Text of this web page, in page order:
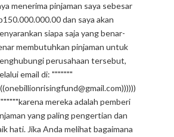
menerima pinjaman saya sebesar
dan saya akan
siapa saja yang benar-
membutuhkan pinjaman untuk
perusahaan tersebut,
email di: """""""
mereka adalah pemberi
yang paling pengertian dan
hati. Jika Anda melihat bagaimana